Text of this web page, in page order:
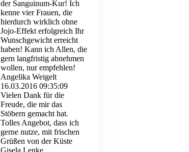
der Sanguinum-Kur! Ich
kenne vier Frauen, die
hierdurch wirklich ohne
Jojo-Effekt erfolgreich Ihr
Wunschgewicht erreicht
haben! Kann ich Allen, die
gern langfristig abnehmen
wollen, nur empfehlen!
Angelika Weigelt
16.03.2016 09:35:09
Vielen Dank für die
Freude, die mir das
Stöbern gemacht hat.
Tolles Angebot, dass ich
gerne nutze, mit frischen
Grüßen von der Küste
Gisela Lenke